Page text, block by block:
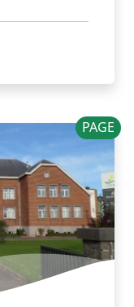
PAGE